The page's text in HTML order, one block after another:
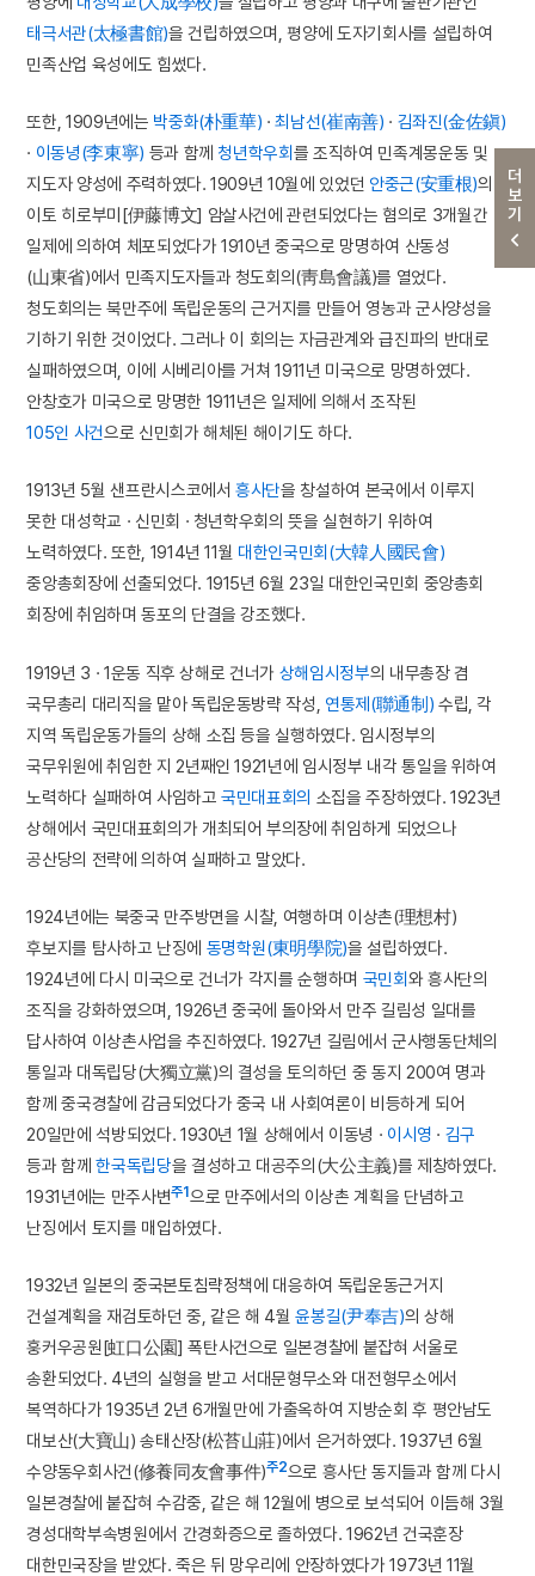
더보기
태극서관(太極書館)을 건립하였으며, 평양에 도자기회사를 설립하여
민족산업 육성에도 힘썼다.
또한, 1909년에는 박중화(朴重華) ·최남선(崔南善) · 김좌진(金佐鎭)
· 이동녕(李東寧) 등과 함께 청년학우회를 조직하여 민족계몽운동 및
지도자 양성에 주력하였다. 1909년 10월에 있었던 안중근(安重根)의
이토 히로부미[伊藤博文] 암살사건에 관련되었다는 혐의로 3개월간
일제에 의하여 체포되었다가 1910년 중국으로 망명하여 산동성
(山東省)에서 민족지도자들과 청도회의(靑島會議)를 열었다.
청도회의는 북만주에 독립운동의 근거지를 만들어 영농과 군사양성을
기하기 위한 것이었다. 그러나 이 회의는 자금관계와 급진파의 반대로
실패하였으며, 이에 시베리아를 거쳐 1911년 미국으로 망명하였다.
안창호가 미국으로 망명한 1911년은 일제에 의해서 조작된
105인 사건으로 신민회가 해체된 해이기도 하다.
1913년 5월 샌프란시스코에서흥사단을 창설하여 본국에서 이루지
못한 대성학교 · 신민회 · 청년학우회의 뜻을 실현하기 위하여
노력하였다. 또한, 1914년 11월 대한인국민회(大韓人國民會)
중앙총회장에 선출되었다. 1915년 6월 23일 대한인국민회 중앙총회
회장에 취임하며 동포의 단결을 강조했다.
1919년 3 · 1운동 직후 상해로 건너가 상해임시정부의 내무총장 겸
국무총리 대리직을 맡아 독립운동방략 작성, 연통제(聯通制) 수립, 각
지역 독립운동가들의 상해 소집 등을 실행하였다. 임시정부의
국무위원에 취임한 지 2년째인 1921년에 임시정부 내각 통일을 위하여
노력하다 실패하여 사임하고국민대표회의 소집을 주장하였다. 1923년
상해에서 국민대표회의가 개최되어 부의장에 취임하게 되었으나
공산당의 전략에 의하여 실패하고 말았다.
1924년에는 북중국 만주방면을 시찰, 여행하며 이상촌(理想村)
후보지를 탐사하고 난징에 동명학원(東明學院)을 설립하였다.
1924년에 다시 미국으로 건너가 각지를 순행하며 국민회와 흥사단의
조직을 강화하였으며, 1926년 중국에 돌아와서 만주 길림성 일대를
답사하여 이상촌사업을 추진하였다. 1927년 길림에서 군사행동단체의
통일과 대독립당(大獨立黨)의 결성을 토의하던 중 동지 200여 명과
함께 중국경찰에 감금되었다가 중국 내 사회여론이 비등하게 되어
20일만에 석방되었다. 1930년 1월 상해에서 이동녕 · 이시영 · 김구
등과 함께한국독립당을 결성하고 대공주의(大公主義)를 제창하였다.
1931년에는 만주사변주1으로 만주에서의 이상촌 계획을 단념하고
난징에서 토지를 매입하였다.
1932년 일본의 중국본토침략정책에 대응하여 독립운동근거지
건설계획을 재검토하던 중, 같은 해 4월윤봉길(尹奉吉)의 상해
훙커우공원[虹口公園] 폭탄사건으로 일본경찰에 붙잡혀 서울로
송환되었다. 4년의 실형을 받고 서대문형무소와 대전형무소에서
복역하다가 1935년 2년 6개월만에 가출옥하여 지방순회 후 평안남도
대보산(大寶山) 송태산장(松苔山莊)에서 은거하였다. 1937년 6월
수양동우회사건(修養同友會事件)주2으로 흥사단 동지들과 함께 다시
일본경찰에 붙잡혀 수감중, 같은 해 12월에 병으로 보석되어 이듬해 3월
경성대학부속병원에서 간경화증으로 졸하였다. 1962년 건국훈장
대한민국장을 받았다. 죽은 뒤 망우리에 안장하였다가 1973년 11월